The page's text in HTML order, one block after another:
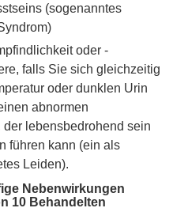
(sogenanntes
oder -
falls Sie sich gleichzeitig
oder dunklen Urin
abnormen
lebensbedrohend sein
führen kann (ein als
Leiden).
Nebenwirkungen
10 Behandelten